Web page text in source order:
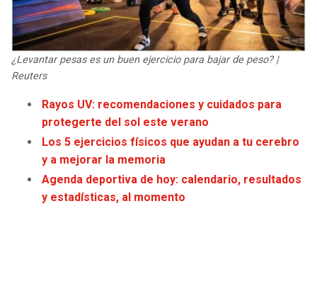
JAGUARS
TITANS
COWBOYS
GIANTS
EAGLES
WIZARDS
WARRIORS
CLIPPERS
LAKERS
SUNS
¿Levantar pesas es un buen ejercicio para bajar de peso? |
Reuters
Rayos UV: recomendaciones y cuidados para
protegerte del sol este verano
Los 5 ejercicios físicos que ayudan a tu cerebro
y a mejorar la memoria
Agenda deportiva de hoy: calendario, resultados
y estadísticas, al momento